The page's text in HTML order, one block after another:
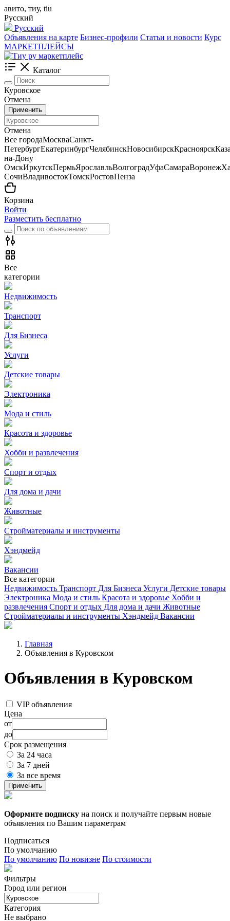
авито, тиу, tiu
Русский
Русский
Объявления на карте Бизнес-профили Статьи и новости Курс
МАРКЕТПЛЕЙСЫ
Каталог
Куровское
Отмена
Применить
Отмена
Все городаМоскваСанкт-
ПетербургЕкатеринбургЧелябинскНовосибирскКрасноярск
на-Дону
ОмскИркутскПермьЯрославльВолгоградУфаСамараВоронеж
СочиВладивостокТомскРостовПенза
Корзина
Войти
Разместить бесплатно
Все
категории
Недвижимость
Транспорт
Для Бизнеса
Услуги
Детские товары
Электроника
Мода и стиль
Красота и здоровье
Хобби и развлечения
Спорт и отдых
Для дома и дачи
Животные
Стройматериалы и инструменты
Хэндмейд
Вакансии
Все категории
Недвижимость Транспорт Для Бизнеса Услуги Детские товары
Электроника Мода и стиль Красота и здоровье Хобби и
развлечения Спорт и отдых Для дома и дачи Животные
Стройматериалы и инструменты Хэндмейд Вакансии
Главная
Объявления в Куровском
Объявления в Куровском
VIP объявления
Цена
от
до
Срок размещения
За 24 часа
За 7 дней
За все время
Применить
Оформите подписку на поиск и получайте первым новые
объявления по Вашим параметрам
Подписаться
По умолчанию
По умолчанию По новизне По стоимости
Фильтры
Город или регион
Категория
Не выбрано